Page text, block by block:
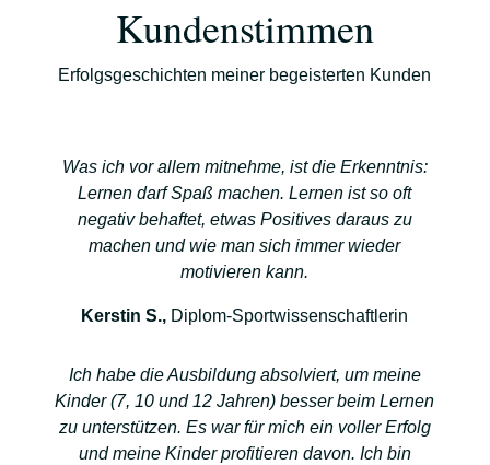
Kundenstimmen
Erfolgsgeschichten meiner begeisterten Kunden
Was ich vor allem mitnehme, ist die Erkenntnis:
Lernen darf Spaß machen. Lernen ist so oft
negativ behaftet, etwas Positives daraus zu
machen und wie man sich immer wieder
motivieren kann.
Kerstin S., Diplom-Sportwissenschaftlerin
Ich habe die Ausbildung absolviert, um meine
Kinder (7, 10 und 12 Jahren) besser beim Lernen
zu unterstützen. Es war für mich ein voller Erfolg
und meine Kinder profitieren davon. Ich bin